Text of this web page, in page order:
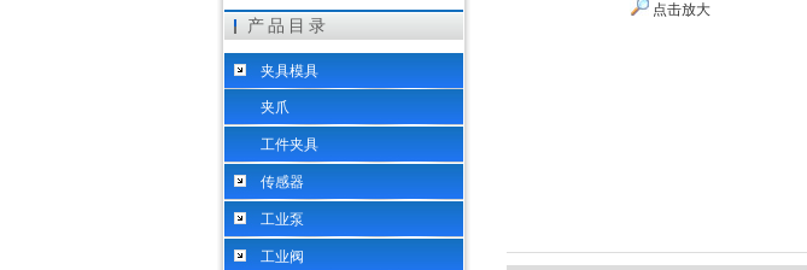
希而科工业控制设备（上海）有限公司
产品目录
夹具模具
夹爪
工件夹具
传感器
工业泵
工业阀
点击放大